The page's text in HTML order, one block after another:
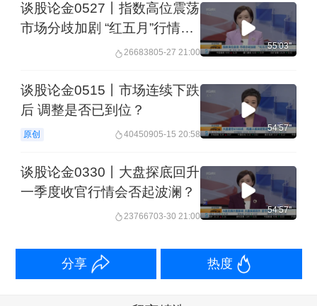
谈股论金0527丨指数高位震荡
市场分歧加剧 “红五月”行情还
26683805-27 21:00
55'03''
谈股论金0515丨市场连续下跌
后 调整是否已到位？
原创 40450905-15 20:58
54'57''
谈股论金0330丨大盘探底回升
一季度收官行情会否起波澜？
23766703-30 21:00
54'57''
分享 热度